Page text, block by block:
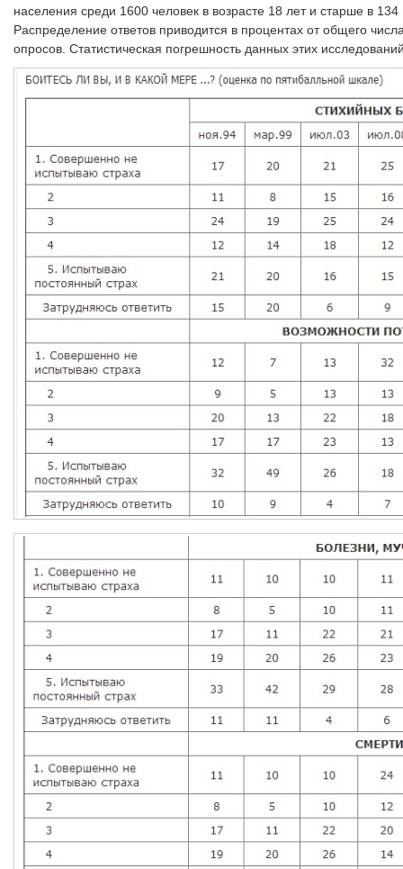
населения среди 1600 человек в возрасте 18 лет и старше в
Распределение ответов приводится в процентах от общего
опросов. Статистическая погрешность данных этих